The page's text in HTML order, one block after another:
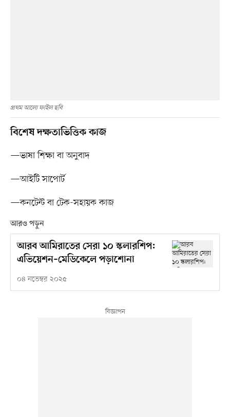
প্রথম আলো ফাইল ছবি
বিশেষ দক্ষতাভিত্তিক কাজ
—ভাষা শিক্ষা বা অনুবাদ
—আইটি সাপোর্ট
—কনটেন্ট বা টেক-সহায়ক কাজ
আরও পড়ুন
আরব আমিরাতের সেরা ১০ স্কলারশিপ:
এভিয়েশন–মেডিকেলে পড়াশোনা
০৪ নভেম্বর ২০২৫